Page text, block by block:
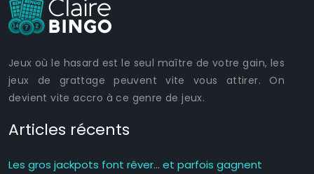
Jeux où le hasard est le seul maître de votre gain, les
jeux de grattage peuvent vite vous attirer. On
devient vite accro à ce genre de jeux.
Articles récents
Les gros jackpots font rêver… et parfois gagnent